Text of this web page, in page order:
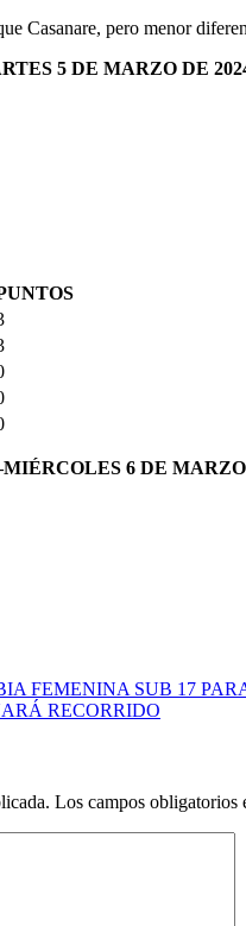
Casanare, pero menor
5 DE MARZO DE
6 DE MARZO
FEMENINA SUB 17
RECORRIDO
Los campos obligatorios